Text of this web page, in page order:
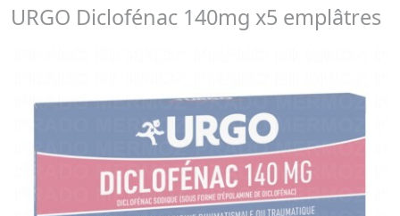
URGO Diclofénac 140mg x5 emplâtres